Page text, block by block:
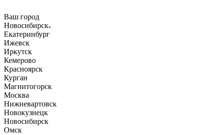
Ваш город
Новосибирск
Екатеринбург
Ижевск
Иркутск
Кемерово
Красноярск
Курган
Магнитогорск
Москва
Нижневартовск
Новокузнецк
Новосибирск
Омск